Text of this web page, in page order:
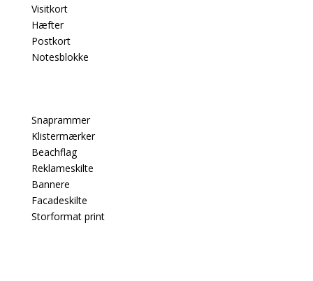
Visitkort
Hæfter
Postkort
Notesblokke
Snaprammer
Klistermærker
Beachflag
Reklameskilte
Bannere
Facadeskilte
Storformat print